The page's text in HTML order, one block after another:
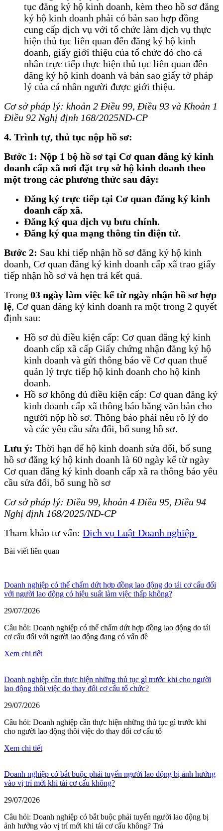
tục đăng ký hộ kinh doanh, kèm theo hồ sơ đăng
ký hộ kinh doanh phải có bản sao hợp đồng
cung cấp dịch vụ với tổ chức làm dịch vụ thực
hiện thủ tục liên quan đến đăng ký hộ kinh
doanh, giấy giới thiệu của tổ chức đó cho cá
nhân trực tiếp thực hiện thủ tục liên quan đến
đăng ký hộ kinh doanh và bản sao giấy tờ pháp
lý của cá nhân người được giới thiệu.
Cơ sở pháp lý: khoản 2 Điều 99, Điều 93 và Khoản 1
Điều 92 Nghị định 168/2025ND-CP
4. Trình tự, thủ tục nộp hồ sơ:
Bước 1: Nộp 1 bộ hồ sơ tại Cơ quan đăng ký kinh
doanh cấp xã nơi đặt trụ sở hộ kinh doanh theo
một trong các phương thức sau đây:
Đăng ký trực tiếp tại Cơ quan đăng ký kinh
doanh cấp xã.
Đăng ký qua dịch vụ bưu chính.
Đăng ký qua mạng thông tin điện tử.
Bước 2: Sau khi tiếp nhận hồ sơ đăng ký hộ kinh
doanh, Cơ quan đăng ký kinh doanh cấp xã trao giấy
tiếp nhận hồ sơ và hẹn trả kết quả.
Trong 03 ngày làm việc kể từ ngày nhận hồ sơ hợp
lệ, Cơ quan đăng ký kinh doanh ra một trong 2 quyết
định sau:
Hồ sơ đủ điều kiện cấp: Cơ quan đăng ký kinh
doanh cấp xã cấp Giấy chứng nhận đăng ký hộ
kinh doanh và gửi thông báo về Cơ quan thuế
quản lý trực tiếp hộ kinh doanh cho hộ kinh
doanh.
Hồ sơ không đủ điều kiện cấp: Cơ quan đăng ký
kinh doanh cấp xã thông báo bằng văn bản cho
người nộp hồ sơ. Thông báo phải nêu rõ lý do
và các yêu cầu sửa đổi, bổ sung hồ sơ.
Lưu ý: Thời hạn để hộ kinh doanh sửa đổi, bổ sung
hồ sơ đăng ký hộ kinh doanh là 60 ngày kể từ ngày
Cơ quan đăng ký kinh doanh cấp xã ra thông báo yêu
cầu sửa đổi, bổ sung hồ sơ
Cơ sở pháp lý: Điều 99, khoản 4 Điều 95, Điều 94
Nghị định 168/2025/ND-CP
Tham khảo tư vấn: Dịch vụ Luật Doanh nghiệp
Bài viết liên quan
Doanh nghiệp có thể chấm dứt hợp đồng lao động do tái cơ cấu đối
với người lao động có hiệu suất làm việc thấp không?
29/07/2026
Câu hỏi: Doanh nghiệp có thể chấm dứt hợp đồng lao động do tái
cơ cấu đối với người lao động đang có vấn đề
Xem chi tiết
Doanh nghiệp cần thực hiện những thủ tục gì trước khi cho người
lao động thôi việc do thay đổi cơ cấu tổ chức?
29/07/2026
Câu hỏi: Doanh nghiệp cần thực hiện những thủ tục gì trước khi
cho người lao động thôi việc do thay đổi cơ cấu tổ
Xem chi tiết
Doanh nghiệp có bắt buộc phải tuyển người lao động bị ảnh hưởng
vào vị trí mới khi tái cơ cấu không?
29/07/2026
Câu hỏi: Doanh nghiệp có bắt buộc phải tuyển người lao động bị
ảnh hưởng vào vị trí mới khi tái cơ cấu không? Trả